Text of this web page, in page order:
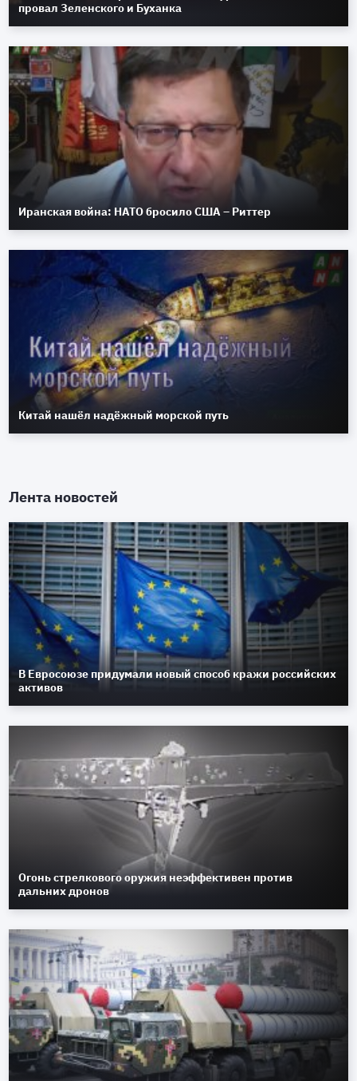
провал Зеленского и Буханка
Иранская война: НАТО бросило США – Риттер
Китай нашёл надёжный морской путь
Лента новостей
В Евросоюзе придумали новый способ кражи российских
активов
Огонь стрелкового оружия неэффективен против
дальних дронов